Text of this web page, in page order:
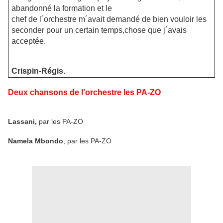
abandonné la formation et le
chef de l´orchestre m´avait demandé de bien vouloir les
seconder pour un certain temps,chose que j´avais
acceptée.
Crispin-Régis.
Deux chansons de l'orchestre les PA-ZO
Lassani, par les PA-ZO
Namela Mbondo, par les PA-ZO